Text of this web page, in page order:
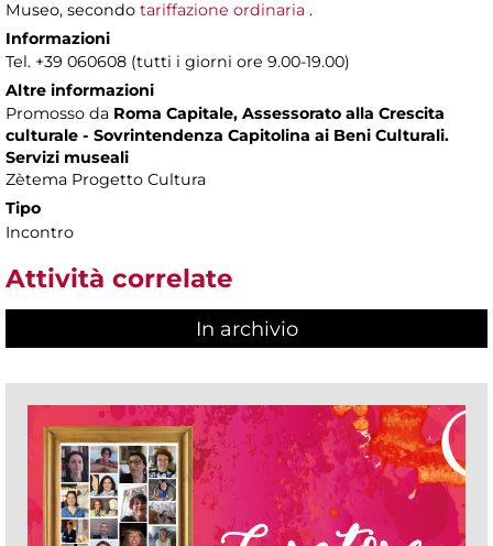
Museo, secondo tariffazione ordinaria .
Informazioni
Tel. +39 060608 (tutti i giorni ore 9.00-19.00)
Altre informazioni
Promosso da Roma Capitale, Assessorato alla Crescita
culturale - Sovrintendenza Capitolina ai Beni Culturali.
Servizi museali
Zètema Progetto Cultura
Tipo
Incontro
Attività correlate
In archivio